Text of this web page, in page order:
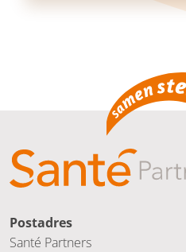
Postadres
Santé Partners